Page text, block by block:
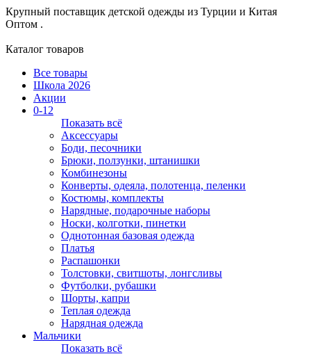
Крупный поставщик детской одежды из Турции и Китая
Оптом .
Каталог товаров
Все товары
Школа 2026
Акции
0-12
Показать всё
Аксессуары
Боди, песочники
Брюки, ползунки, штанишки
Комбинезоны
Конверты, одеяла, полотенца, пеленки
Костюмы, комплекты
Нарядные, подарочные наборы
Носки, колготки, пинетки
Однотонная базовая одежда
Платья
Распашонки
Толстовки, свитшоты, лонгсливы
Футболки, рубашки
Шорты, капри
Теплая одежда
Нарядная одежда
Мальчики
Показать всё